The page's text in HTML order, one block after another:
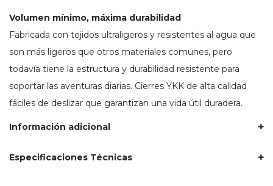
Volumen mínimo, máxima durabilidad
Fabricada con tejidos ultraligeros y resistentes al agua que
son más ligeros que otros materiales comunes, pero
todavía tiene la estructura y durabilidad resistente para
soportar las aventuras diarias. Cierres YKK de alta calidad
fáciles de deslizar que garantizan una vida útil duradera.
Información adicional
Especificaciones Técnicas